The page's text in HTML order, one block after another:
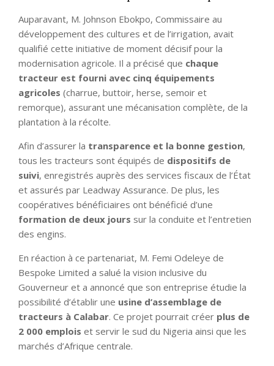
Auparavant, M. Johnson Ebokpo, Commissaire au
développement des cultures et de l’irrigation, avait
qualifié cette initiative de moment décisif pour la
modernisation agricole. Il a précisé que chaque
tracteur est fourni avec cinq équipements
agricoles (charrue, buttoir, herse, semoir et
remorque), assurant une mécanisation complète, de la
plantation à la récolte.
Afin d’assurer la transparence et la bonne gestion,
tous les tracteurs sont équipés de dispositifs de
suivi, enregistrés auprès des services fiscaux de l’État
et assurés par Leadway Assurance. De plus, les
coopératives bénéficiaires ont bénéficié d’une
formation de deux jours sur la conduite et l’entretien
des engins.
En réaction à ce partenariat, M. Femi Odeleye de
Bespoke Limited a salué la vision inclusive du
Gouverneur et a annoncé que son entreprise étudie la
possibilité d’établir une usine d’assemblage de
tracteurs à Calabar. Ce projet pourrait créer plus de
2 000 emplois et servir le sud du Nigeria ainsi que les
marchés d’Afrique centrale.